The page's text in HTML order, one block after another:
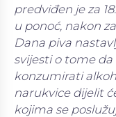
predviđen je za
u ponoć, nakon
Dana piva
svijesti o tome
konzumirati
narukvice dijelit
kojima se